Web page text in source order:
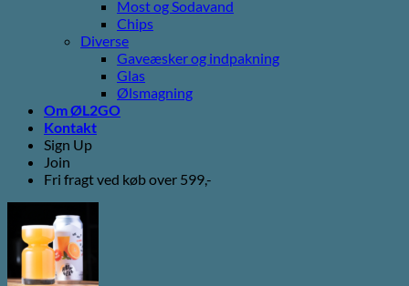
Most og Sodavand
Chips
Diverse
Gaveæsker og indpakning
Glas
Ølsmagning
Om ØL2GO
Kontakt
Sign Up
Join
Fri fragt ved køb over 599,-